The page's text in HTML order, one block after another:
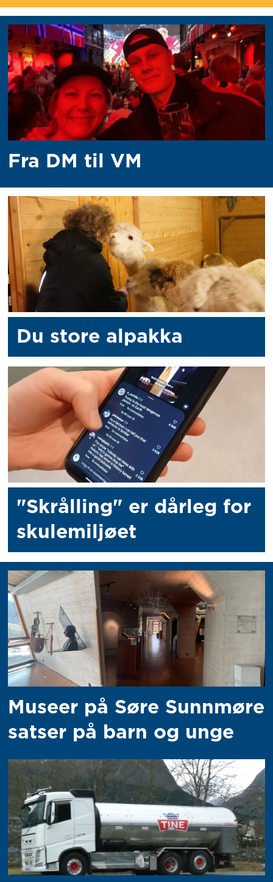
Fra DM til VM
Du store alpakka
"Skrålling" er dårleg for
skulemiljøet
Museer på Søre Sunnmøre
satser på barn og unge